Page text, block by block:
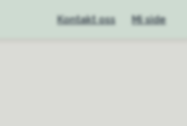
Kontakt oss Mi side